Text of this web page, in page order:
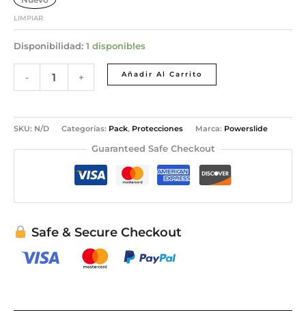
LIMPIAR
Disponibilidad: 1 disponibles
- + Añadir Al Carrito
SKU: N/D Categorías: Pack, Protecciones Marca: Powerslide
Guaranteed Safe Checkout
Safe & Secure Checkout